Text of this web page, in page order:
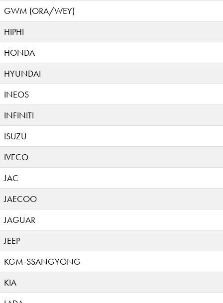
GWM (ORA/WEY)
HIPHI
HONDA
HYUNDAI
INEOS
INFINITI
ISUZU
IVECO
JAC
JAECOO
JAGUAR
JEEP
KGM-SSANGYONG
KIA